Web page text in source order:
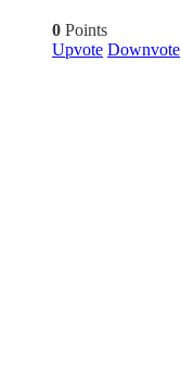
0 Points
Upvote Downvote